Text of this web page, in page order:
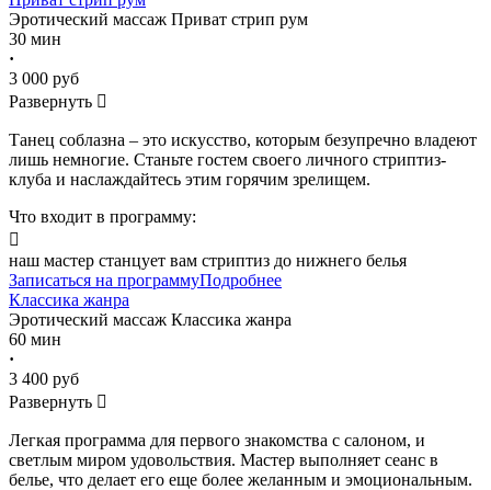
Эротический массаж Приват стрип рум
30 мин
·
3 000 руб
Развернуть 
Танец соблазна – это искусство, которым безупречно владеют
лишь немногие. Станьте гостем своего личного стриптиз-
клуба и наслаждайтесь этим горячим зрелищем.
Что входит в программу:

наш мастер станцует вам стриптиз до нижнего белья
Записаться на программуПодробнее
Классика жанра
Эротический массаж Классика жанра
60 мин
·
3 400 руб
Развернуть 
Легкая программа для первого знакомства с салоном, и
светлым миром удовольствия. Мастер выполняет сеанс в
белье, что делает его еще более желанным и эмоциональным.